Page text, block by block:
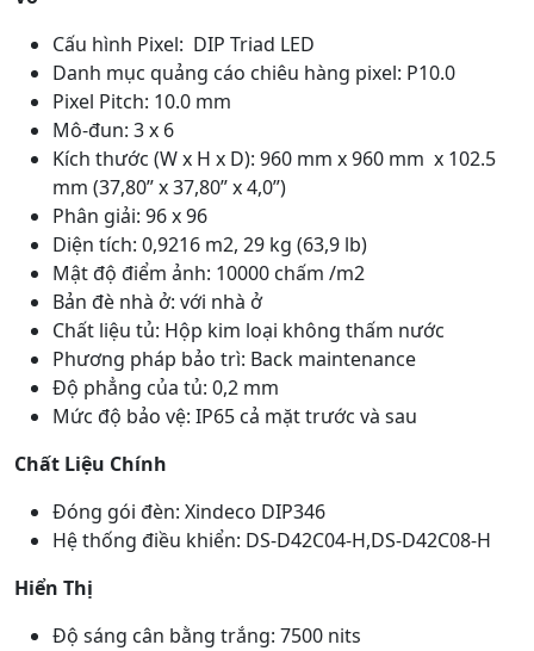
Cấu hình Pixel: DIP Triad LED
Danh mục quảng cáo chiêu hàng pixel: P10.0
Pixel Pitch: 10.0 mm
Mô-đun: 3 x 6
Kích thước (W x H x D): 960 mm x 960 mm x 102.5
mm (37,80” x 37,80” x 4,0”)
Phân giải: 96 x 96
Diện tích: 0,9216 m2, 29 kg (63,9 lb)
Mật độ điểm ảnh: 10000 chấm /m2
Bản đè nhà ở: với nhà ở
Chất liệu tủ: Hộp kim loại không thấm nước
Phương pháp bảo trì: Back maintenance
Độ phẳng của tủ: 0,2 mm
Mức độ bảo vệ: IP65 cả mặt trước và sau
Chất Liệu Chính
Đóng gói đèn: Xindeco DIP346
Hệ thống điều khiển: DS-D42C04-H,DS-D42C08-H
Hiển Thị
Độ sáng cân bằng trắng: 7500 nits